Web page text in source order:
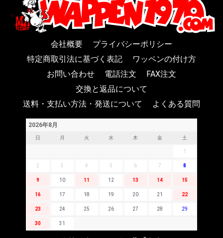
会社概要
プライバシーポリシー
特定商取引法に基づく表記
ワッペンの付け方
お問い合わせ
電話注文
FAX注文
交換と返品について
送料・支払い方法・発送について
よくある質問
2026年8月
日 月 火 水 木 金 土
1
2 3 4 5 6 7 8
9 10 11 12 13 14 15
16 17 18 19 20 21 22
23 24 25 26 27 28 29
30 31